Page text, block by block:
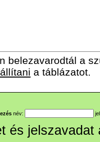
belezavarodtál a
a táblázatot.
név:
és